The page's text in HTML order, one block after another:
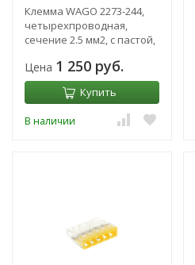
Клемма WAGO 2273-244,
четырехпроводная,
сечение 2.5 мм2, с пастой,
Цена 1 250 руб.
Купить
В наличии